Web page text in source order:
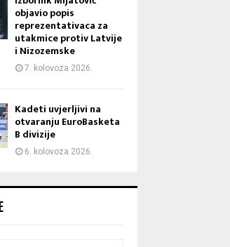
objavio popis
reprezentativaca za
utakmice protiv Latvije
i Nizozemske
7. kolovoza 2026.
Kadeti uvjerljivi na
otvaranju EuroBasketa
B divizije
6. kolovoza 2026.